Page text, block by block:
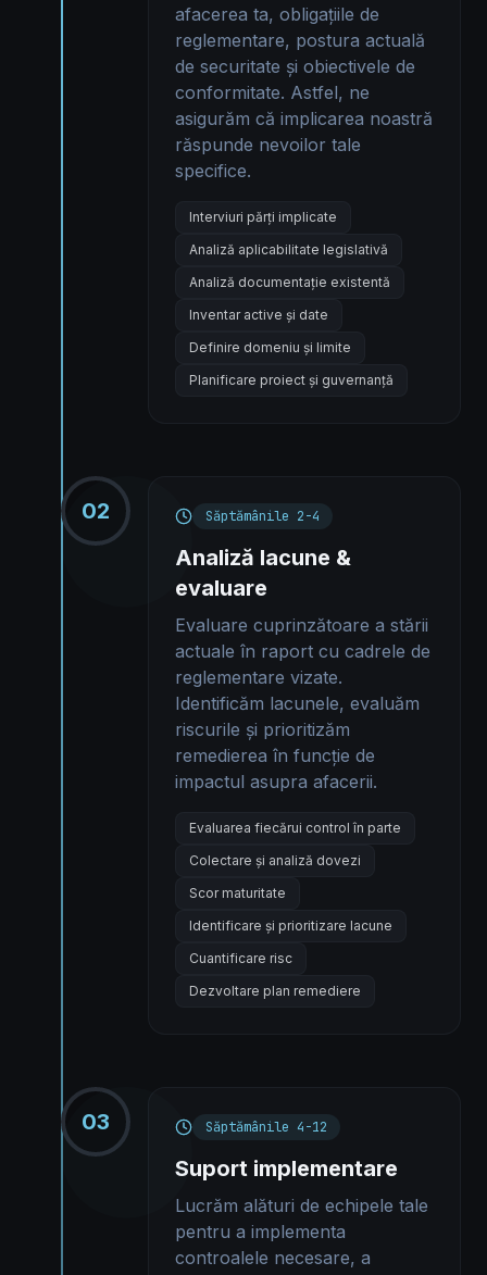
afacerea ta, obligațiile de
reglementare, postura actuală
de securitate și obiectivele de
conformitate. Astfel, ne
asigurăm că implicarea noastră
răspunde nevoilor tale
specifice.
Interviuri părți implicate
Analiză aplicabilitate legislativă
Analiză documentație existentă
Inventar active și date
Definire domeniu și limite
Planificare proiect și guvernanță
02 Săptămânile 2-4
Analiză lacune &
evaluare
Evaluare cuprinzătoare a stării
actuale în raport cu cadrele de
reglementare vizate.
Identificăm lacunele, evaluăm
riscurile și prioritizăm
remedierea în funcție de
impactul asupra afacerii.
Evaluarea fiecărui control în parte
Colectare și analiză dovezi
Scor maturitate
Identificare și prioritizare lacune
Cuantificare risc
Dezvoltare plan remediere
03 Săptămânile 4-12
Suport implementare
Lucrăm alături de echipele tale
pentru a implementa
controalele necesare, a